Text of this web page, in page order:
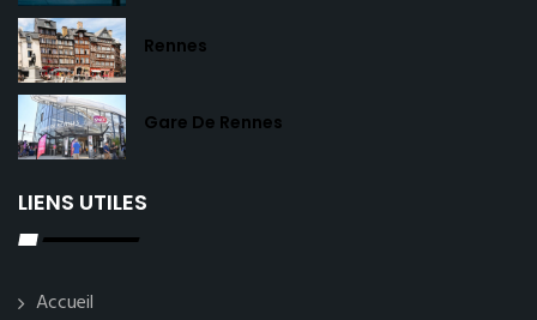
Rennes
Gare De Rennes
LIENS UTILES
Accueil